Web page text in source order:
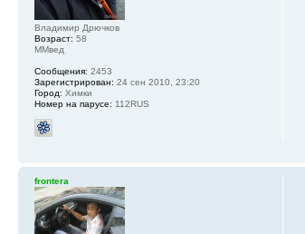
Владимир Дрючков
Возраст: 58
ММвед
Сообщения: 2453
Зарегистрирован: 24 сен 2010, 23:20
Город: Химки
Номер на парусе: 112RUS
frontera